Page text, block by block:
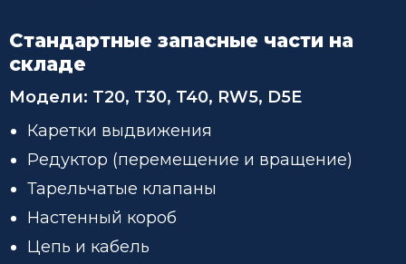
Стандартные запасные части на
складе
Модели: T20, T30, T40, RW5, D5E
Каретки выдвижения
Редуктор (перемещение и вращение)
Тарельчатые клапаны
Настенный короб
Цепь и кабель